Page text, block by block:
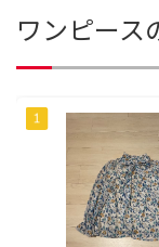
ワンピース